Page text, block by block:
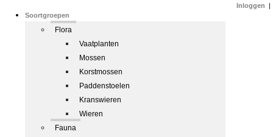
Soortgroepen
Flora
Vaatplanten
Mossen
Korstmossen
Paddenstoelen
Kranswieren
Wieren
Fauna
Inloggen |